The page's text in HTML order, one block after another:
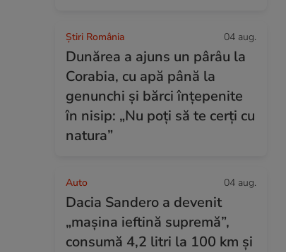
Știri România 04 aug.
Dunărea a ajuns un pârâu la
Corabia, cu apă până la
genunchi și bărci înțepenite
în nisip: „Nu poți să te cerți cu
natura”
Auto 04 aug.
Dacia Sandero a devenit
„mașina ieftină supremă”,
consumă 4,2 litri la 100 km și